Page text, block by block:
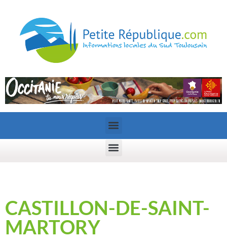
CASTILLON-DE-SAINT-
MARTORY